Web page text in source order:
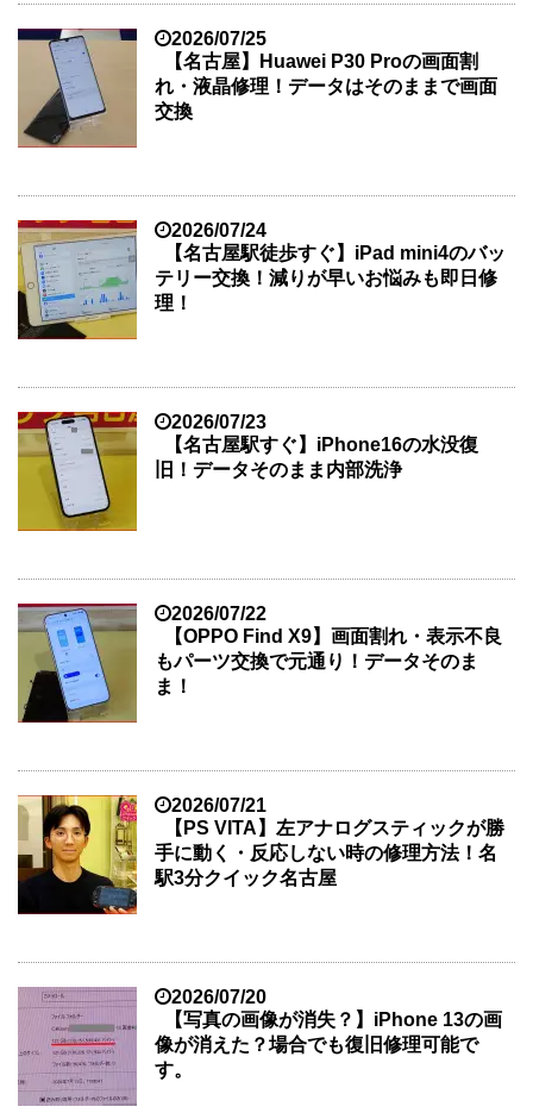
2026/07/25
【名古屋】Huawei P30 Proの画面割
れ・液晶修理！データはそのままで画面
交換
2026/07/24
【名古屋駅徒歩すぐ】iPad mini4のバッ
テリー交換！減りが早いお悩みも即日修
理！
2026/07/23
【名古屋駅すぐ】iPhone16の水没復
旧！データそのまま内部洗浄
2026/07/22
【OPPO Find X9】画面割れ・表示不良
もパーツ交換で元通り！データそのま
ま！
2026/07/21
【PS VITA】左アナログスティックが勝
手に動く・反応しない時の修理方法！名
駅3分クイック名古屋
2026/07/20
【写真の画像が消失？】iPhone 13の画
像が消えた？場合でも復旧修理可能で
す。